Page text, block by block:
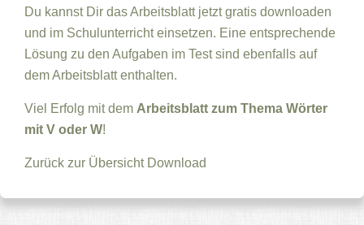
Du kannst Dir das Arbeitsblatt jetzt gratis downloaden
und im Schulunterricht einsetzen. Eine entsprechende
Lösung zu den Aufgaben im Test sind ebenfalls auf
dem Arbeitsblatt enthalten.
Viel Erfolg mit dem Arbeitsblatt zum Thema Wörter
mit V oder W!
Zurück zur Übersicht Download